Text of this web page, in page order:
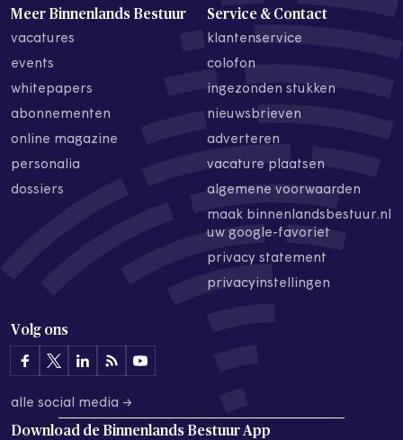
Meer Binnenlands Bestuur
vacatures
events
whitepapers
abonnementen
online magazine
personalia
dossiers
Service & Contact
klantenservice
colofon
ingezonden stukken
nieuwsbrieven
adverteren
vacature plaatsen
algemene voorwaarden
maak binnenlandsbestuur.nl
uw google-favoriet
privacy statement
privacyinstellingen
Volg ons
alle social media →
Download de Binnenlands Bestuur App